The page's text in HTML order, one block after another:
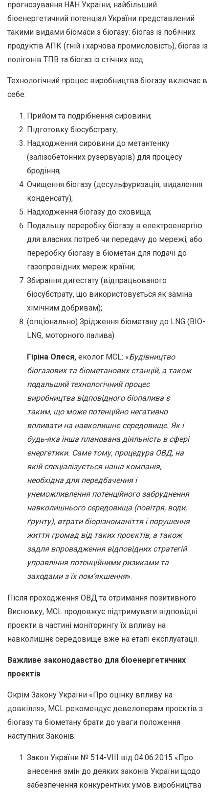
прогнозування НАН України, найбільший
біоенергетичний потенціал України представлений
такими видами біомаси з біогазу: біогаз із побічних
продуктів АПК (гній і харчова промисловість), біогаз із
полігонів ТПВ та біогаз із стічних вод.
Технологічний процес виробництва біогазу включає в
себе:
Прийом та подрібнення сировини;
Підготовку біосубстрату;
Надходження сировини до метантенку
(залізобетонних рузервуарів) для процесу
бродіння;
Очищення біогазу (десульфуризація, видалення
конденсату);
Надходження біогазу до сховища;
Подальшу переробку біогазу в електроенергію
для власних потреб чи передачу до мережі; або
переробку біогазу в біометан для подачі до
газопровідних мереж країни;
Збирання дигестату (відпрацьованого
біосубстрату, що використовується як заміна
хімічним добривам);
(опціонально) Зрідження біометану до LNG (BIO-
LNG, моторного палива).
Гіріна Олеся, еколог MCL: «Будівництво
біогазових та біометанових станцій, а також
подальший технологічний процес
виробництва відповідного біопалива є
таким, що може потенційно негативно
впливати на навколишнє середовище. Як і
будь-яка інша планована діяльність в сфері
енергетики. Саме тому, процедура ОВД, на
якій спеціалізується наша компанія,
необхідна для передбачення і
унеможливлення потенційного забруднення
навколишнього середовища (повітря, води,
ґрунту), втрати біорізноманіття і порушення
життя громад від таких проєктів, а також
задля впровадження відповідних стратегій
управління потенційними ризиками та
заходами з їх пом’якшення».
Після проходження ОВД та отримання позитивного
Висновку, MCL продовжує підтримувати відповідні
проєкти в частині моніторингу їх впливу на
навколишнє середовище вже на етапі експлуатації.
Важливе законодавство для біоенергетичних
проєктів
Окрім Закону України «Про оцінку впливу на
довкілля», MCL рекомендує девелоперам проєктів з
біогазу та біометану брати до уваги положення
наступних Законів:
Закон України № 514-VIII від 04.06.2015 «Про
внесення змін до деяких законів України щодо
забезпечення конкурентних умов виробництва